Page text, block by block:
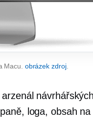
Macu. obrázek zdroj.
loga, obsah na